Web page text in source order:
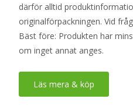
därför alltid
originalförpackningen. Vid
Bäst före: Produkten har
om inget annat anges.
Läs mera & köp